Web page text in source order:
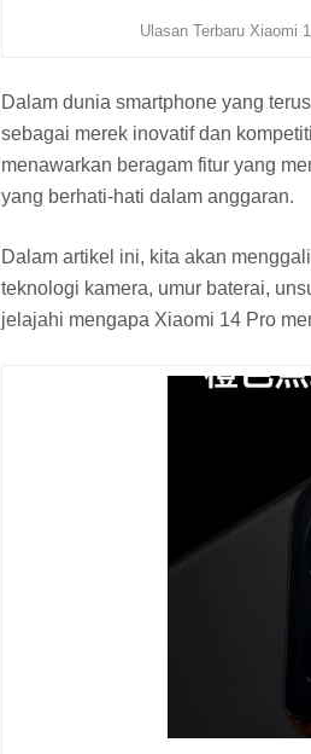
Ulasan Terbaru Xiaomi
Dalam dunia smartphone yang
sebagai merek inovatif dan
menawarkan beragam fitur yang
yang berhati-hati dalam anggaran.
Dalam artikel ini, kita akan
teknologi kamera, umur baterai,
jelajahi mengapa Xiaomi 14 Pro